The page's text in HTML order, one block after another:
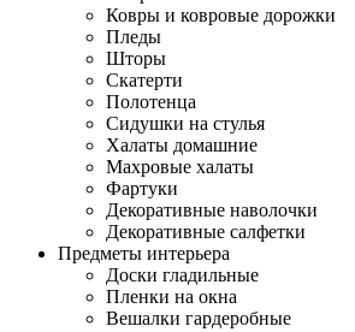
Ковры и ковровые дорожки
Пледы
Шторы
Скатерти
Полотенца
Сидушки на стулья
Халаты домашние
Махровые халаты
Фартуки
Декоративные наволочки
Декоративные салфетки
Предметы интерьера
Доски гладильные
Пленки на окна
Вешалки гардеробные